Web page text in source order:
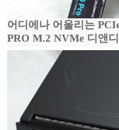
어디에나 어울리는
PRO M.2 NVMe 디앤